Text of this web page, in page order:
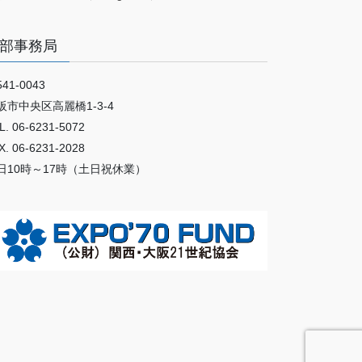
事務局
0043
市中央区高麗橋1-3-4
06-6231-5072
06-6231-2028
10時～17時（土日祝休業）